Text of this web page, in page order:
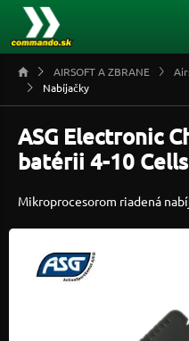
AIRSOFT A ZBRANE
Nabíjačky
ASG Electronic
batérii 4-10
Mikroprocesorom riadená